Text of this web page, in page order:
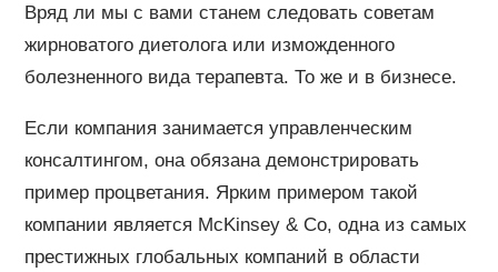
Вряд ли мы с вами станем следовать советам
жирноватого диетолога или изможденного
болезненного вида терапевта. То же и в бизнесе.
Если компания занимается управленческим
консалтингом, она обязана демонстрировать
пример процветания. Ярким примером такой
компании является McKinsey & Co, одна из самых
престижных глобальных компаний в области